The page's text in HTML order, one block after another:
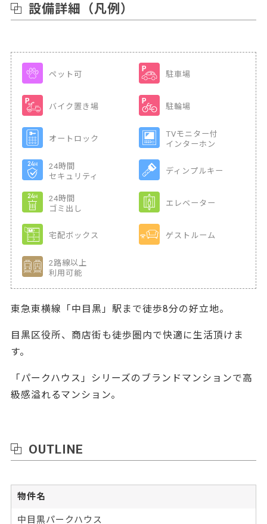
設備詳細 （凡例）
ペット可 駐車場
バイク置き場 駐輪場
オートロック
TVモニター付
インターホン
24時間
セキュリティ
ディンプルキー
24時間
ゴミ出し
エレベーター
宅配ボックス ゲストルーム
2路線以上
利用可能
東急東横線「中目黒」駅まで徒歩8分の好立地。
目黒区役所、商店街も徒歩圏内で快適に生活頂けま
す。
「パークハウス」シリーズのブランドマンションで高
級感溢れるマンション。
OUTLINE
物件名
中目黒パークハウス